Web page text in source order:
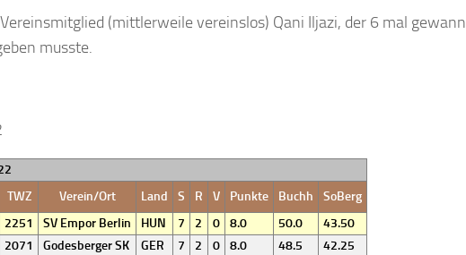
(mittlerweile vereinslos) Qani Iljazi, der 6 mal gewann
musste.
TWZ Verein/Ort Land S R V Punkte Buchh
SoBerg
2251 SV Empor Berlin HUN 7 2 0 8.0 50.0
43.50
2071 Godesberger SK GER 7 2 0 8.0 48.5
42.25